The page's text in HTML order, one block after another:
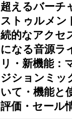
超えるバーチ
ストゥルメン
続的なアクセ
になる音源ラ
リ・新機能：
ジションミッ
いて・機能と
評価・セール